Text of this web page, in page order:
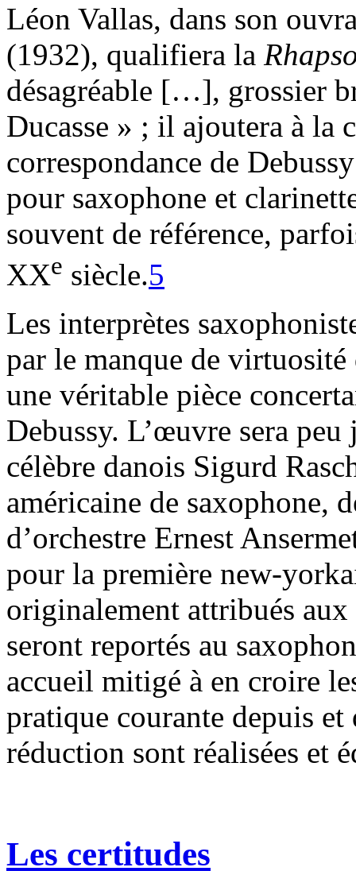
Léon Vallas, dans son
(1932), qualifiera la
désagréable […], grossier
Ducasse » ; il ajoutera à la
correspondance de
pour saxophone et
souvent de référence,
XXe siècle.5
Les interprètes
par le manque de
une véritable pièce
Debussy. L’œuvre sera
célèbre danois Sigurd
américaine de saxophone,
d’orchestre Ernest
pour la première new-
originalement attribués
seront reportés au
accueil mitigé à en croire
pratique courante depuis et
réduction sont réalisées et
Les certitudes